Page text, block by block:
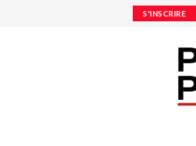
S'INSCRIRE